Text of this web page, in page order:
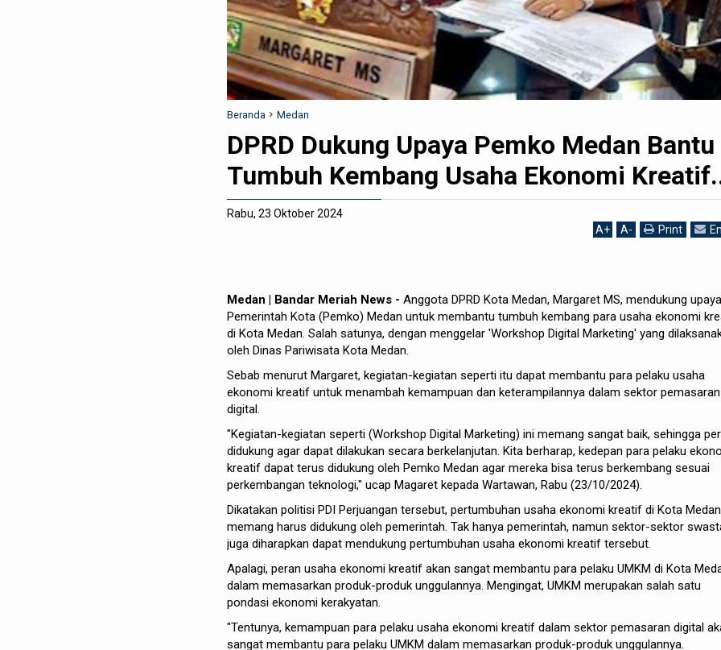
Beranda Medan
DPRD Dukung Upaya Pemko Medan Bantu
Tumbuh Kembang Usaha Ekonomi
Rabu, 23 Oktober 2024
A+ A- Print
Medan | Bandar Meriah News - Anggota DPRD Kota Medan, Margaret MS, mendukung upaya
Pemerintah Kota (Pemko) Medan untuk membantu tumbuh kembang para usaha ekonomi
di Kota Medan. Salah satunya, dengan menggelar 'Workshop Digital Marketing' yang
oleh Dinas Pariwisata Kota Medan.
Sebab menurut Margaret, kegiatan-kegiatan seperti itu dapat membantu para pelaku usaha
ekonomi kreatif untuk menambah kemampuan dan keterampilannya dalam sektor pemasaran
digital.
"Kegiatan-kegiatan seperti (Workshop Digital Marketing) ini memang sangat baik, sehingga
didukung agar dapat dilakukan secara berkelanjutan. Kita berharap, kedepan para pelaku
kreatif dapat terus didukung oleh Pemko Medan agar mereka bisa terus berkembang sesuai
perkembangan teknologi," ucap Magaret kepada Wartawan, Rabu (23/10/2024).
Dikatakan politisi PDI Perjuangan tersebut, pertumbuhan usaha ekonomi kreatif di Kota Medan
memang harus didukung oleh pemerintah. Tak hanya pemerintah, namun sektor-sektor
juga diharapkan dapat mendukung pertumbuhan usaha ekonomi kreatif tersebut.
Apalagi, peran usaha ekonomi kreatif akan sangat membantu para pelaku UMKM di Kota
dalam memasarkan produk-produk unggulannya. Mengingat, UMKM merupakan salah satu
pondasi ekonomi kerakyatan.
"Tentunya, kemampuan para pelaku usaha ekonomi kreatif dalam sektor pemasaran digital
sangat membantu para pelaku UMKM dalam memasarkan produk-produk unggulannya.